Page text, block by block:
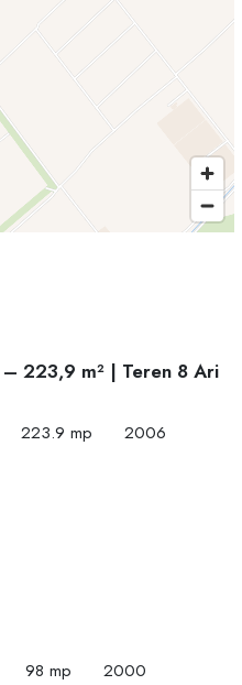
223,9 m² | Teren 8 Ari
223.9 mp 2006
98 mp 2000